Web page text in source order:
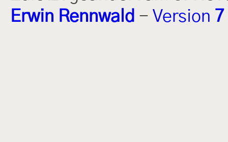
Erwin Rennwald - Version 7